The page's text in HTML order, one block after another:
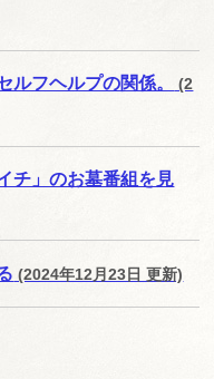
ルフヘルプの関係。
(2
チ」のお墓番組を見
(2024年12月23日 更新)